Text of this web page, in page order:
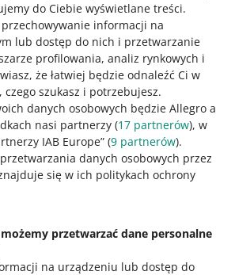
do Ciebie wyświetlane treści.
informacji na
lub dostęp do nich i przetwarzanie
profilowania, analiz rynkowych i
że łatwiej będzie odnaleźć Ci w
czego szukasz i potrzebujesz.
danych osobowych będzie Allegro a
nasi partnerzy (17 partnerów), w
IAB Europe” (9 partnerów).
danych osobowych przez
się w ich politykach ochrony
przetwarzać dane personalne
na urządzeniu lub dostęp do
nowości?
10 - Rewelacja
3 4 5 6